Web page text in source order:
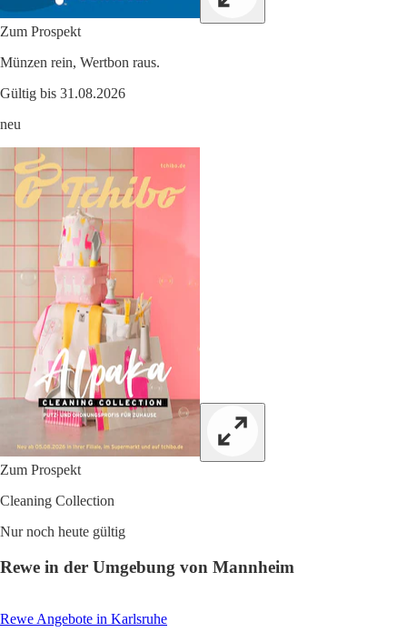
Zum Prospekt
Münzen rein, Wertbon raus.
Gültig bis 31.08.2026
neu
Zum Prospekt
Cleaning Collection
Nur noch heute gültig
Rewe in der Umgebung von Mannheim
Rewe Angebote in Karlsruhe